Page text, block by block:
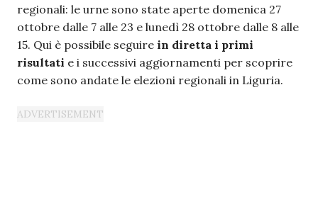
regionali: le urne sono state aperte domenica 27
ottobre dalle 7 alle 23 e lunedì 28 ottobre dalle 8 alle
15. Qui è possibile seguire in diretta i primi
risultati e i successivi aggiornamenti per scoprire
come sono andate le elezioni regionali in Liguria.